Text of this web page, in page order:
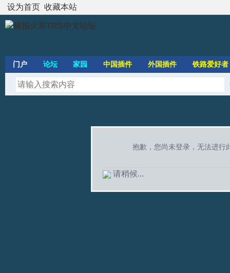
设为首页 收藏本站
门户 论坛 家园 中国插件 外国插件 铁路爱好者
抱歉，您尚未登录，无法进行
请稍候...